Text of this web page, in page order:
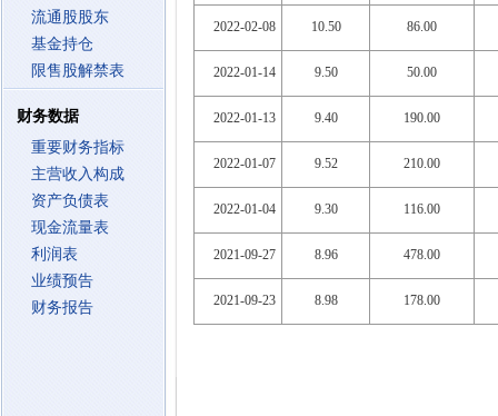
流通股股东
基金持仓
限售股解禁表
财务数据
重要财务指标
主营收入构成
资产负债表
现金流量表
利润表
业绩预告
财务报告
2022-02-08 10.50 86.00
2022-01-14 9.50 50.00
2022-01-13 9.40 190.00
2022-01-07 9.52 210.00
2022-01-04 9.30 116.00
2021-09-27 8.96 478.00
2021-09-23 8.98 178.00